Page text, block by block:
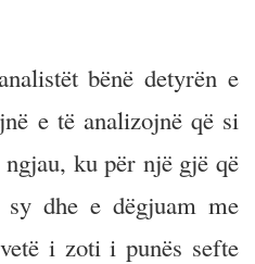
bënë detyrën e
e të analizojnë që si
ku për një gjë që
dhe e dëgjuam me
i zoti i punës sefte